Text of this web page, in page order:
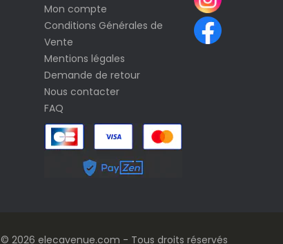
Mon compte
Conditions Générales de
Vente
Mentions légales
Demande de retour
Nous contacter
FAQ
© 2026 elecavenue.com - Tous droits réservés